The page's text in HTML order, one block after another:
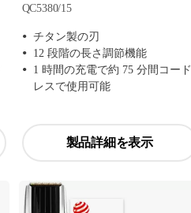
QC5380/15
チタン製の刃
12 段階の長さ調節機能
1 時間の充電で約 75 分間コード
レスで使用可能
製品詳細を表示